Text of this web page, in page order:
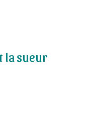
la sueur